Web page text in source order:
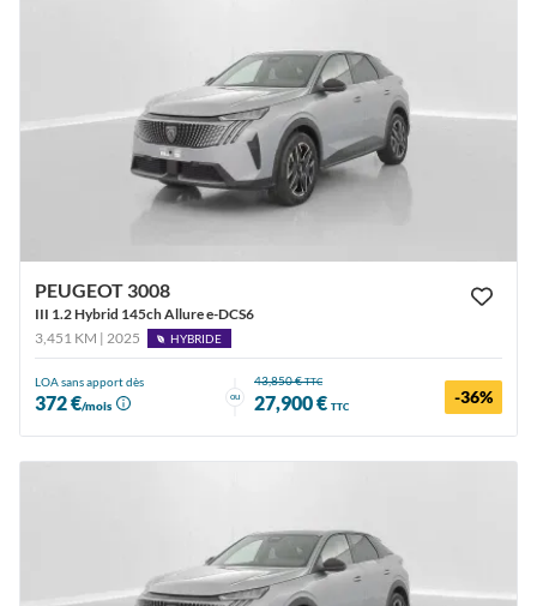
PEUGEOT 3008
III 1.2 Hybrid 145ch Allure e-DCS6
3,451 KM | 2025
HYBRIDE
LOA sans apport dès
372 €/mois
ou
43,850 €TTC
27,900 € TTC -36%